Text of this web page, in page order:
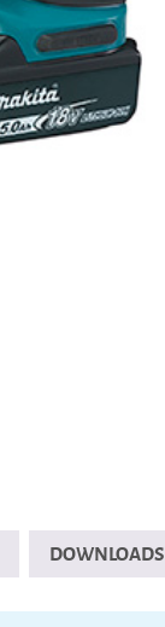
DOWNLOADS